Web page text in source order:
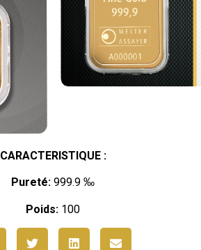
CARACTERISTIQUE :
Pureté: 999.9 ‰
Poids: 100